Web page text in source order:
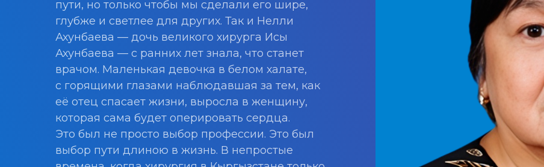
пути, но только чтобы мы сделали его шире,
глубже и светлее для других. Так и Нелли
Ахунбаева — дочь великого хирурга Исы
Ахунбаева — с ранних лет знала, что станет
врачом. Маленькая девочка в белом халате,
с горящими глазами наблюдавшая за тем, как
её отец спасает жизни, выросла в женщину,
которая сама будет оперировать сердца.
Это был не просто выбор профессии. Это был
выбор пути длиною в жизнь. В непростые